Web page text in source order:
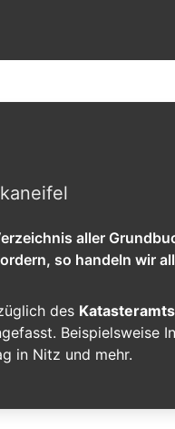
aller
so handeln wir
des
in Nitz und mehr.